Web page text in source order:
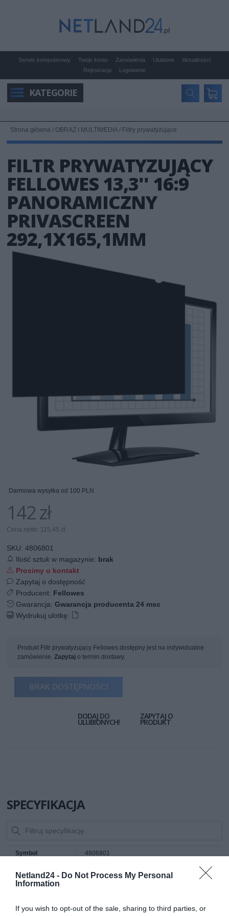
Netland24 - Do Not Process My Personal
Information
If you wish to opt-out of the sale, sharing to third parties, or
Serwis komputerowy Twoje konto Zamówienia Ulubione
Aktualności
Rejestracja
Logowanie
KATEGORIE
Strona główna / OBRAZ I MULTIMEDIA/ Filtry prywatyzujące
FILTR PRYWATYZUJĄCY
FELLOWES 13,3'' 16:9
PANORAMICZNY
PRIVASCREEN
292,1X165,1MM
Darmowa wysyłka od 100 PLN
142 zł
Cena netto: 115,45 zł
SKU:4806801
Ilość sztuk w magazynie: brak
Prosimy o kontakt
Zapytaj o dostępność
Producent: Fellowes
Gwarancja:Gwarancja producenta 24 msc
Wydrukuj ulotkę:
Produkt Filtr prywatyzujący Fellowes dostępny jest na indywidualne
zamówienie.Zapytaj o termin dostawy.
BRAK DOSTĘPNOŚCI
DODAJ DO
ULUBIONYCH!
ZAPYTAJ O
PRODUKT
SPECYFIKACJA
Symbol
4806801
Nazwa produktu
Fellowes 13,3''16:9 Filtr prywatyzujący